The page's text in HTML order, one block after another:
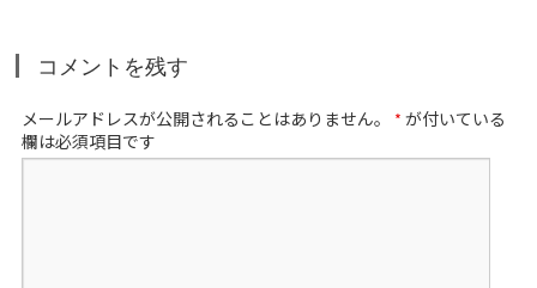
コメントを残す
メールアドレスが公開されることはありません。 * が付いている
欄は必須項目です